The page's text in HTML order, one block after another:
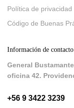
Política de privacidad
Código de Buenas
Información de contacto
General
oficina 42.
+56 9 3422 3239